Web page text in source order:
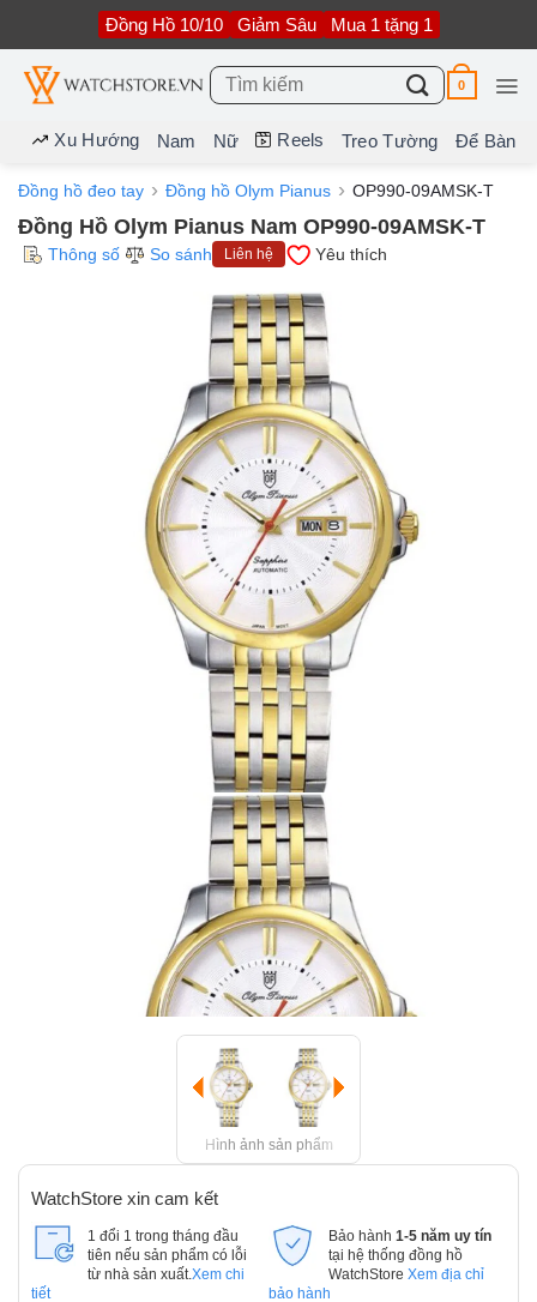
nội
dung
Đồng Hồ 10/10 Giảm Sâu Mua 1 tặng 1
Tìm
kiếm:
0
Xu Hướng Nam Nữ Reels Treo Tường Để Bàn
Đồng hồ đeo tay Đồng hồ Olym Pianus OP990-09AMSK-T
Đồng Hồ Olym Pianus Nam OP990-09AMSK-T
Thông số So sánh Liên hệ Yêu thích
Hình ảnh sản phẩm
WatchStore xin cam kết
1 đổi 1 trong tháng đầu
tiên nếu sản phẩm có lỗi
từ nhà sản xuất. Xem chi
tiết
Bảo hành 1-5 năm uy tín
tại hệ thống đồng hồ
WatchStore Xem địa chỉ
bảo hành